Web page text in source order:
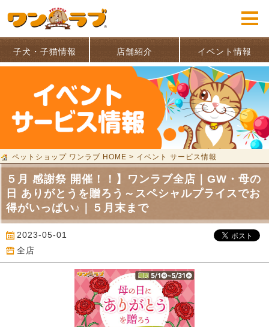
子犬・子猫情報 店舗紹介 イベント情報
ペットショップ ワンラブ HOME > イベント サービス情報
５月 感謝祭 開催！！】ワンラブ全店｜GW・母の
日 ありがとうを贈ろう～スペシャルプライスでお
得がいっぱい♪｜５月末まで
2023-05-01
全店